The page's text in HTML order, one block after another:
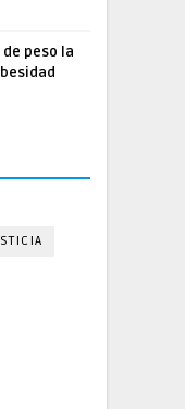
peso la